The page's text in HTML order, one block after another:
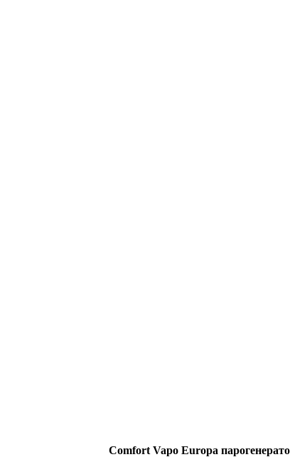
Comfort Vapo Europa